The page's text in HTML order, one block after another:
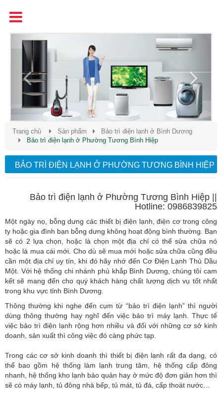
Previous
Trang chủ Sản phẩm
Bảo trì điện lạnh ở Bình Dương
Bảo trì điện lạnh ở Phường Tương Bình Hiệp
BẢO TRÌ ĐIỆN LẠNH Ở PHƯỜNG TƯƠNG BÌNH HIỆP
Bảo trì điện lạnh ở Phường Tương Bình Hiệp ||
Hotline: 0986839825
Một ngày nọ, bỗng dưng các thiết bị điện lạnh, điện cơ trong công
ty hoặc gia đình bạn bỗng dưng không hoạt động bình thường. Bạn
sẽ có 2 lựa chọn, hoặc là chọn một địa chỉ có thể sửa chữa nó
hoặc là mua cái mới. Cho dù sẽ mua mới hoặc sửa chữa cũng đều
cần một địa chỉ uy tín, khi đó hãy nhớ đến Cơ Điện Lạnh Thủ Dầu
Một. Với hệ thống chi nhánh phủ khắp Bình Dương, chúng tôi cam
kết sẽ mang đến cho quý khách hàng chất lượng dịch vụ tốt nhất
trong khu vực tỉnh Bình Dương.
Thông thường khi nghe đến cụm từ “bảo trì điện lạnh” thì người
dùng thông thường hay nghĩ đến việc bảo trì máy lạnh. Thực tế
việc bảo trì điện lạnh rộng hơn nhiều và đối với những cơ sở kinh
doanh, sản xuất thì công việc đó càng phức tạp.
Trong các cơ sở kinh doanh thì thiết bị điện lạnh rất đa dạng, có
thể bao gồm hệ thống làm lạnh trung tâm, hệ thống cấp đông
nhanh, hệ thống kho lạnh bảo quản hay ở mức độ đơn giản hơn thì
sẽ có máy lạnh, tủ đông nhà bếp, tủ mát, tủ đá, cấp thoát nước…